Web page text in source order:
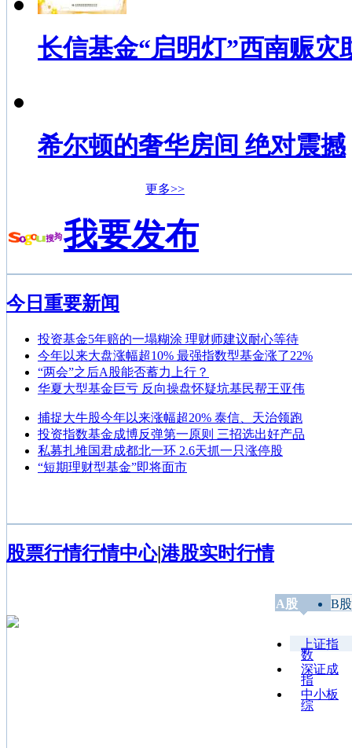
长信基金“启明灯”西南赈灾
希尔顿的奢华房间 绝对震撼
更多>>
我要发布
今日重要新闻
投资基金5年赔的一塌糊涂 理财师建议耐心等待
今年以来大盘涨幅超10% 最强指数型基金涨了22%
“两会”之后A股能否蓄力上行？
华夏大型基金巨亏 反向操盘怀疑坑基民帮王亚伟
捕捉大牛股今年以来涨幅超20% 泰信、天治领跑
投资指数基金成博反弹第一原则 三招选出好产品
私募扎堆国君成都北一环 2.6天抓一只涨停股
“短期理财型基金”即将面市
股票行情行情中心|港股实时行情
A股 B股
上证指
数
深证成
指
中小板
综